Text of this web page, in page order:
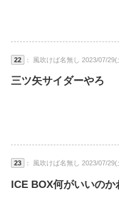
22 ： 風吹けば名無し 2023/07/
三ツ矢サイダーやろ
23 ： 風吹けば名無し 2023/07/
ICE BOX何がいいのか